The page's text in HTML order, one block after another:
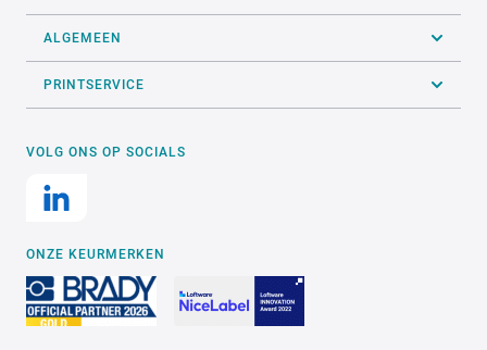
ALGEMEEN
PRINTSERVICE
VOLG ONS OP SOCIALS
ONZE KEURMERKEN